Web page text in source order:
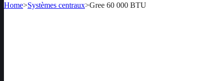
Home>Systèmes centraux>Gree 60 000 BTU